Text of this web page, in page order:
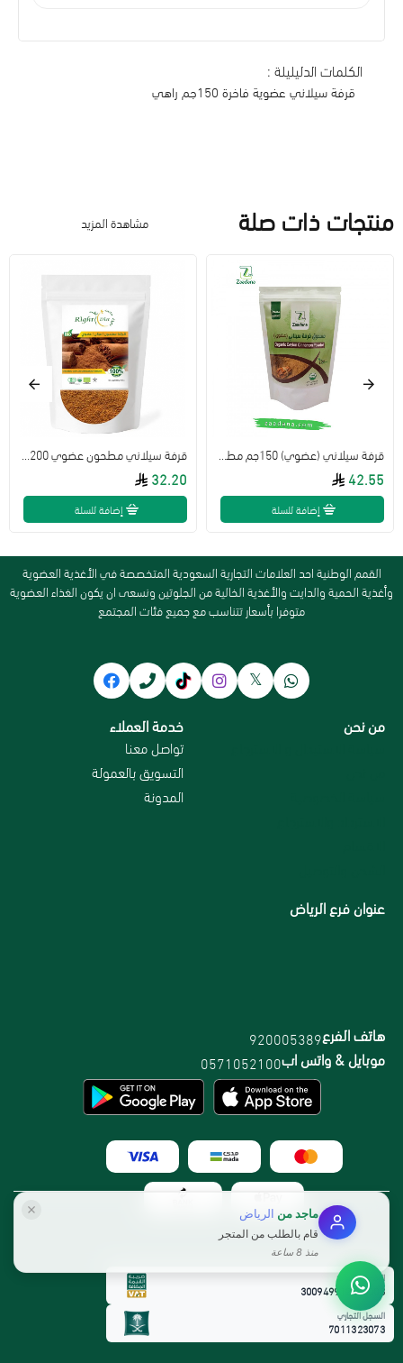
الكلمات الدليليلة :
قرفة سيلاني عضوية فاخرة 150جم راهي
منتجات ذات صلة مشاهدة المزيد
42.55
إضافة للسلة
32.20
إضافة للسلة
القمم الوطنية احد العلامات التجارية السعودية المتخصصة في الأغذية العضوية
وأغذية الحمية والدايت والأغذية الخالية من الجلوتين ونسعى ان يكون الغذاء العضوية
متوفرا بأسعار تتناسب مع جميع فئات المجتمع
من نحن خدمة العملاء
تواصل معنا
التسويق بالعمولة
المدونة
عنوان فرع الرياض
هاتف الفرع920005389
موبايل & واتس اب0571052100
الرقم الضريبي:
300949912800003
السجل التجاري
7011323073
ماجدمن الرياض
قام بالطلب من المتجر
منذ 8 ساعة